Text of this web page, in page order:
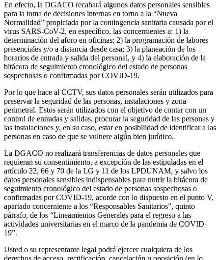
En efecto, la DGACO recabará algunos datos personales sensibles
para la toma de decisiones internas en torno a la “Nueva
Normalidad” propiciada por la contingencia sanitaria causada por el
virus SARS-CoV-2, en específico, las concernientes a: 1) la
determinación del aforo en oficinas; 2) la programación de labores
presenciales y/o a distancia desde casa; 3) la planeación de los
horarios de entrada y salida del personal, y 4) la elaboración de la
bitácora de seguimiento cronológico del estado de personas
sospechosas o confirmadas por COVID-19.
Por lo que hace al CCTV, sus datos personales serán utilizados para
preservar la seguridad de las personas, instalaciones y zona
perimetral. Estos serán utilizados con el objetivo de contar con un
control de entradas y salidas, procurar la seguridad de las personas y
las instalaciones y, en su caso, estar en posibilidad de identificar a las
personas en caso de que se vulnere algún bien jurídico.
La DGACO no realizará transferencias de datos personales que
requieran su consentimiento, a excepción de las estipuladas en el
artículo 22, 66 y 70 de la LG y 11 de los LPDUNAM, y salvo los
datos personales sensibles indispensables para nutrir la bitácora de
seguimiento cronológico del estado de personas sospechosas o
confirmadas por COVID-19, acorde con lo dispuesto en el punto V,
apartado concerniente a los “Responsables Sanitarios”, quinto
párrafo, de los “Lineamientos Generales para el regreso a las
actividades universitarias en el marco de la pandemia de COVID-
19”.
Usted o su representante legal podrá ejercer cualquiera de los